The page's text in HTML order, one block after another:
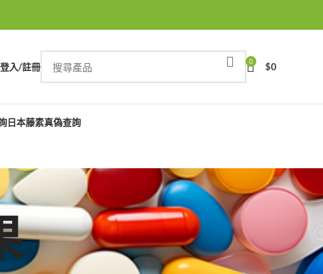
登入/註冊 0 $0
日本藤素真偽查詢